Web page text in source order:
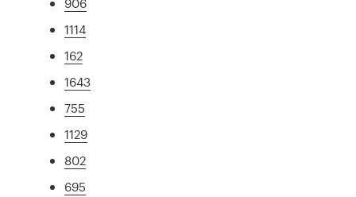
1114
162
1643
755
1129
802
695